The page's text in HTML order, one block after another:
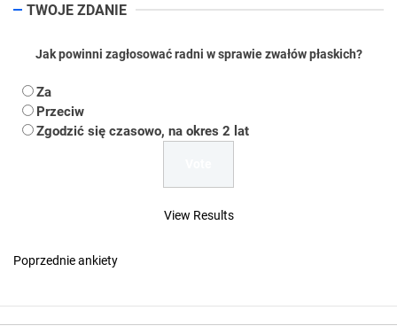
TWOJE ZDANIE
Jak powinni zagłosować radni w sprawie zwałów płaskich?
Za
Przeciw
Zgodzić się czasowo, na okres 2 lat
View Results
Poprzednie ankiety